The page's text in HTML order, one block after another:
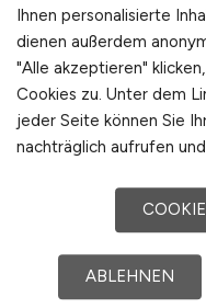
Für
Stellenanzeigen
Mediadaten &
Arbeitgeber Seite
Arbeitgeber Kontakt
Ihnen personalisierte
dienen außerdem
"Alle akzeptieren"
Cookies zu. Unter dem
jeder Seite können Sie
nachträglich aufrufen
ABLEHNEN